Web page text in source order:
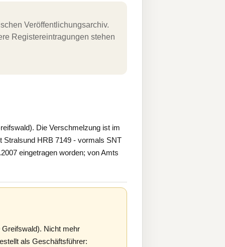
Veröffentlichungsarchiv.
Registereintragungen stehen
Die Verschmelzung ist im
Stralsund HRB 7149 - vormals SNT
eingetragen worden; von Amts
Nicht mehr
als Geschäftsführer: